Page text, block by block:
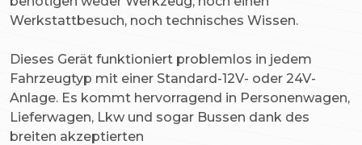
Werkstattbesuch, noch technisches Wissen.
Dieses Gerät funktioniert problemlos in jedem
Fahrzeugtyp mit einer Standard-12V- oder 24V-
Anlage. Es kommt hervorragend in Personenwagen,
Lieferwagen, Lkw und sogar Bussen dank des
breiten akzeptierten